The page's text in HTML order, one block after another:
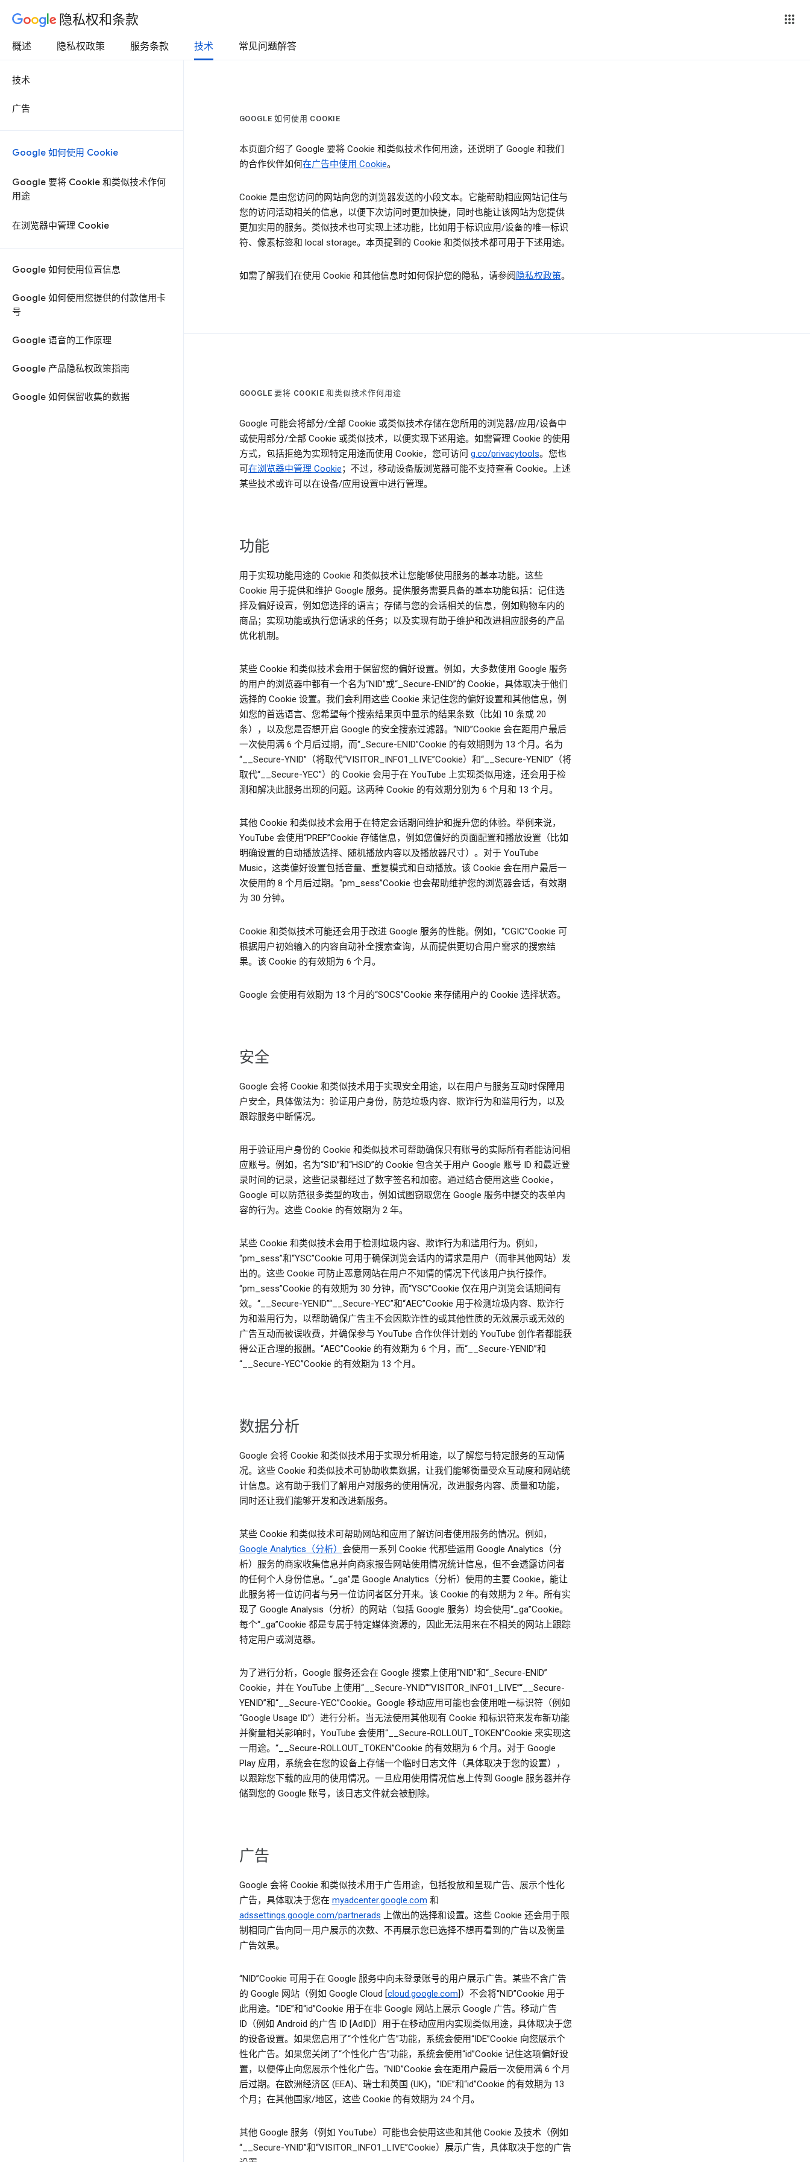
隐私权和条款
概述 隐私权政策 服务条款 技术 常见问题解答
技术
广告
Google 如何使用 Cookie
Google 要将 Cookie 和类似技术作何
用途
在浏览器中管理 Cookie
Google 如何使用位置信息
Google 如何使用您提供的付款信用卡
号
Google 语音的工作原理
Google 产品隐私权政策指南
Google 如何保留收集的数据
GOOGLE 如何使用 COOKIE
本页面介绍了 Google 要将 Cookie 和类似技术作何用途，还说明了 Google 和我们
的合作伙伴如何在广告中使用 Cookie。
Cookie 是由您访问的网站向您的浏览器发送的小段文本。它能帮助相应网站记住与
您的访问活动相关的信息，以便下次访问时更加快捷，同时也能让该网站为您提供
更加实用的服务。类似技术也可实现上述功能，比如用于标识应用/设备的唯一标识
符、像素标签和 local storage。本页提到的 Cookie 和类似技术都可用于下述用途。
如需了解我们在使用 Cookie 和其他信息时如何保护您的隐私，请参阅 隐私权政策。
GOOGLE 要将 COOKIE 和类似技术作何用途
Google 可能会将部分/全部 Cookie 或类似技术存储在您所用的浏览器/应用/设备中
或使用部分/全部 Cookie 或类似技术，以便实现下述用途。如需管理 Cookie 的使用
方式，包括拒绝为实现特定用途而使用 Cookie，您可访问 g.co/privacytools。您也
可在浏览器中管理 Cookie；不过，移动设备版浏览器可能不支持查看 Cookie。上述
某些技术或许可以在设备/应用设置中进行管理。
功能
用于实现功能用途的 Cookie 和类似技术让您能够使用服务的基本功能。这些
Cookie 用于提供和维护 Google 服务。提供服务需要具备的基本功能包括：记住选
择及偏好设置，例如您选择的语言；存储与您的会话相关的信息，例如购物车内的
商品；实现功能或执行您请求的任务；以及实现有助于维护和改进相应服务的产品
优化机制。
某些 Cookie 和类似技术会用于保留您的偏好设置。例如，大多数使用 Google 服务
的用户的浏览器中都有一个名为“NID”或“_Secure-ENID”的 Cookie，具体取决于他们
选择的 Cookie 设置。我们会利用这些 Cookie 来记住您的偏好设置和其他信息，例
如您的首选语言、您希望每个搜索结果页中显示的结果条数（比如 10 条或 20
条），以及您是否想开启 Google 的安全搜索过滤器。“NID”Cookie 会在距用户最后
一次使用满 6 个月后过期，而“_Secure-ENID”Cookie 的有效期则为 13 个月。名为
“__Secure-YNID”（将取代“VISITOR_INFO1_LIVE”Cookie）和“__Secure-YENID”（将
取代“__Secure-YEC”）的 Cookie 会用于在 YouTube 上实现类似用途，还会用于检
测和解决此服务出现的问题。这两种 Cookie 的有效期分别为 6 个月和 13 个月。
其他 Cookie 和类似技术会用于在特定会话期间维护和提升您的体验。举例来说，
YouTube 会使用“PREF”Cookie 存储信息，例如您偏好的页面配置和播放设置（比如
明确设置的自动播放选择、随机播放内容以及播放器尺寸）。对于 YouTube
Music，这类偏好设置包括音量、重复模式和自动播放。该 Cookie 会在用户最后一
次使用的 8 个月后过期。“pm_sess”Cookie 也会帮助维护您的浏览器会话，有效期
为 30 分钟。
Cookie 和类似技术可能还会用于改进 Google 服务的性能。例如，“CGIC”Cookie 可
根据用户初始输入的内容自动补全搜索查询，从而提供更切合用户需求的搜索结
果。该 Cookie 的有效期为 6 个月。
Google 会使用有效期为 13 个月的“SOCS”Cookie 来存储用户的 Cookie 选择状态。
安全
Google 会将 Cookie 和类似技术用于实现安全用途，以在用户与服务互动时保障用
户安全，具体做法为：验证用户身份，防范垃圾内容、欺诈行为和滥用行为，以及
跟踪服务中断情况。
用于验证用户身份的 Cookie 和类似技术可帮助确保只有账号的实际所有者能访问相
应账号。例如，名为“SID”和“HSID”的 Cookie 包含关于用户 Google 账号 ID 和最近登
录时间的记录，这些记录都经过了数字签名和加密。通过结合使用这些 Cookie，
Google 可以防范很多类型的攻击，例如试图窃取您在 Google 服务中提交的表单内
容的行为。这些 Cookie 的有效期为 2 年。
某些 Cookie 和类似技术会用于检测垃圾内容、欺诈行为和滥用行为。例如，
“pm_sess”和“YSC”Cookie 可用于确保浏览会话内的请求是用户（而非其他网站）发
出的。这些 Cookie 可防止恶意网站在用户不知情的情况下代该用户执行操作。
“pm_sess”Cookie 的有效期为 30 分钟，而“YSC”Cookie 仅在用户浏览会话期间有
效。“__Secure-YENID”“__Secure-YEC”和“AEC”Cookie 用于检测垃圾内容、欺诈行
为和滥用行为，以帮助确保广告主不会因欺诈性的或其他性质的无效展示或无效的
广告互动而被误收费，并确保参与 YouTube 合作伙伴计划的 YouTube 创作者都能获
得公正合理的报酬。“AEC”Cookie 的有效期为 6 个月，而“__Secure-YENID”和
“__Secure-YEC”Cookie 的有效期为 13 个月。
数据分析
Google 会将 Cookie 和类似技术用于实现分析用途，以了解您与特定服务的互动情
况。这些 Cookie 和类似技术可协助收集数据，让我们能够衡量受众互动度和网站统
计信息。这有助于我们了解用户对服务的使用情况，改进服务内容、质量和功能，
同时还让我们能够开发和改进新服务。
某些 Cookie 和类似技术可帮助网站和应用了解访问者使用服务的情况。例如，
Google Analytics（分析） 会使用一系列 Cookie 代那些运用 Google Analytics（分
析）服务的商家收集信息并向商家报告网站使用情况统计信息，但不会透露访问者
的任何个人身份信息。“_ga”是 Google Analytics（分析）使用的主要 Cookie，能让
此服务将一位访问者与另一位访问者区分开来。该 Cookie 的有效期为 2 年。所有实
现了 Google Analysis（分析）的网站（包括 Google 服务）均会使用“_ga”Cookie。
每个“_ga”Cookie 都是专属于特定媒体资源的，因此无法用来在不相关的网站上跟踪
特定用户或浏览器。
为了进行分析，Google 服务还会在 Google 搜索上使用“NID”和“_Secure-ENID”
Cookie，并在 YouTube 上使用“__Secure-YNID”“VISITOR_INFO1_LIVE”“__Secure-
YENID”和“__Secure-YEC”Cookie。Google 移动应用可能也会使用唯一标识符（例如
“Google Usage ID”）进行分析。当无法使用其他现有 Cookie 和标识符来发布新功能
并衡量相关影响时，YouTube 会使用“__Secure-ROLLOUT_TOKEN”Cookie 来实现这
一用途。“__Secure-ROLLOUT_TOKEN”Cookie 的有效期为 6 个月。对于 Google
Play 应用，系统会在您的设备上存储一个临时日志文件（具体取决于您的设置），
以跟踪您下载的应用的使用情况。一旦应用使用情况信息上传到 Google 服务器并存
储到您的 Google 账号，该日志文件就会被删除。
广告
Google 会将 Cookie 和类似技术用于广告用途，包括投放和呈现广告、展示个性化
广告，具体取决于您在 myadcenter.google.com 和
adssettings.google.com/partnerads 上做出的选择和设置。这些 Cookie 还会用于限
制相同广告向同一用户展示的次数、不再展示您已选择不想再看到的广告以及衡量
广告效果。
“NID”Cookie 可用于在 Google 服务中向未登录账号的用户展示广告。某些不含广告
的 Google 网站（例如 Google Cloud [cloud.google.com]）不会将“NID”Cookie 用于
此用途。“IDE”和“id”Cookie 用于在非 Google 网站上展示 Google 广告。移动广告
ID（例如 Android 的广告 ID [AdID]）用于在移动应用内实现类似用途，具体取决于您
的设备设置。如果您启用了“个性化广告”功能，系统会使用“IDE”Cookie 向您展示个
性化广告。如果您关闭了“个性化广告”功能，系统会使用“id”Cookie 记住这项偏好设
置，以便停止向您展示个性化广告。“NID”Cookie 会在距用户最后一次使用满 6 个月
后过期。在欧洲经济区 (EEA)、瑞士和英国 (UK)，“IDE”和“id”Cookie 的有效期为 13
个月；在其他国家/地区，这些 Cookie 的有效期为 24 个月。
其他 Google 服务（例如 YouTube）可能也会使用这些和其他 Cookie 及技术（例如
“__Secure-YNID”和“VISITOR_INFO1_LIVE”Cookie）展示广告，具体取决于您的广告